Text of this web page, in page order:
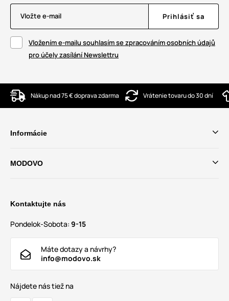
Vložte e-mail Prihlásiť sa
Vložením e-mailu souhlasím se zpracováním osobních údajů
pro účely zasílání Newslettru
Nákup nad 75 € doprava zdarma Vrátenie tovaru do 30 dní
Informácie
MODOVO
Kontaktujte nás
Pondelok-Sobota: 9-15
Máte dotazy a návrhy?
info@modovo.sk
Nájdete nás tiež na